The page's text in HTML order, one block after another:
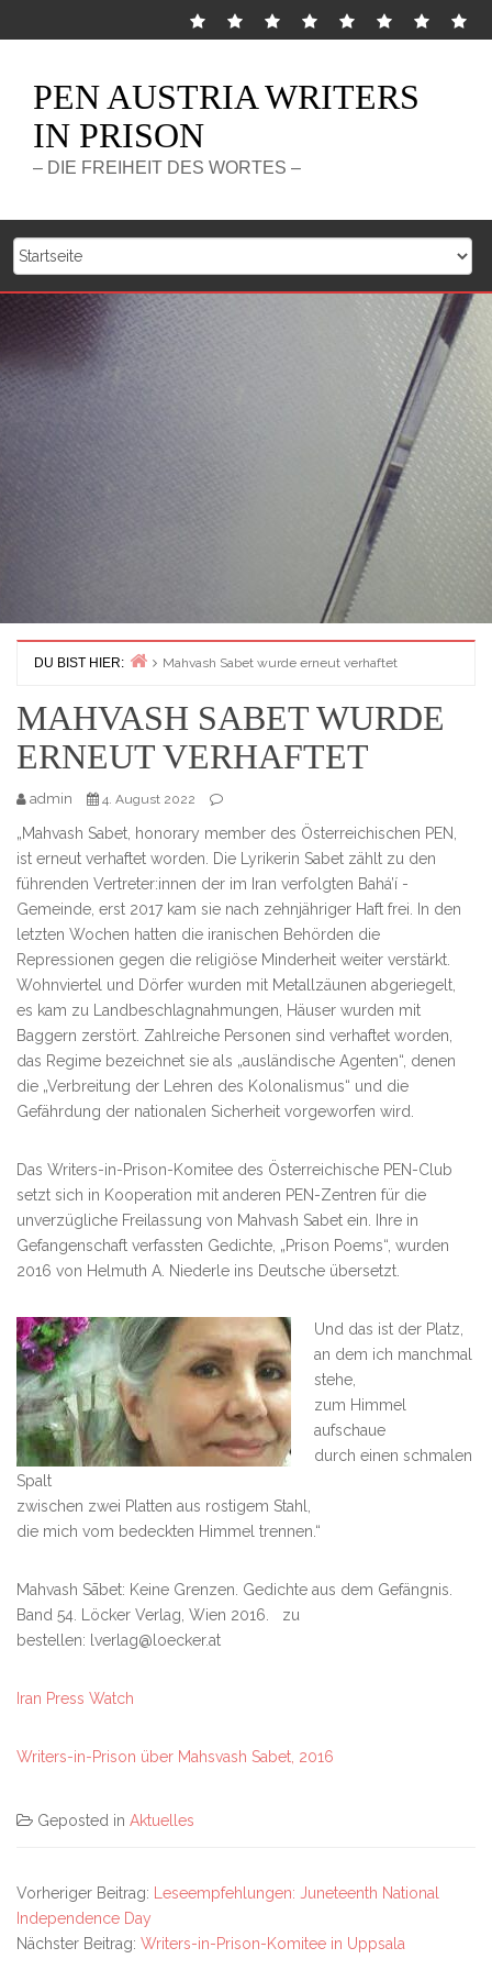
zum
Startseite
About
WaR
Frauenkomitee
Honorary
Take
BücherPresse
PEN AUSTRIA WRITERS
IN PRISON
– DIE FREIHEIT DES WORTES –
DU BIST HIER:
Mahvash Sabet wurde erneut verhaftet
MAHVASH SABET WURDE
ERNEUT VERHAFTET
admin 4. August 2022
„Mahvash Sabet, honorary member des Österreichischen PEN,
ist erneut verhaftet worden. Die Lyrikerin Sabet zählt zu den
führenden Vertreter:innen der im Iran verfolgten Bahá’í -
Gemeinde, erst 2017 kam sie nach zehnjähriger Haft frei. In den
letzten Wochen hatten die iranischen Behörden die
Repressionen gegen die religiöse Minderheit weiter verstärkt.
Wohnviertel und Dörfer wurden mit Metallzäunen abgeriegelt,
es kam zu Landbeschlagnahmungen, Häuser wurden mit
Baggern zerstört. Zahlreiche Personen sind verhaftet worden,
das Regime bezeichnet sie als „ausländische Agenten“, denen
die „Verbreitung der Lehren des Kolonalismus“ und die
Gefährdung der nationalen Sicherheit vorgeworfen wird.
Das Writers-in-Prison-Komitee des Österreichische PEN-Club
setzt sich in Kooperation mit anderen PEN-Zentren für die
unverzügliche Freilassung von Mahvash Sabet ein. Ihre in
Gefangenschaft verfassten Gedichte, „Prison Poems“, wurden
2016 von Helmuth A. Niederle ins Deutsche übersetzt.
Und das ist der Platz,
an dem ich manchmal
stehe,
zum Himmel
aufschaue
durch einen schmalen
Spalt
zwischen zwei Platten aus rostigem Stahl,
die mich vom bedeckten Himmel trennen.“
Mahvash Sābet: Keine Grenzen. Gedichte aus dem Gefängnis.
Band 54. Löcker Verlag, Wien 2016. zu
bestellen: lverlag@loecker.at
Iran Press Watch
Writers-in-Prison über Mahsvash Sabet, 2016
POST
Geposted in Aktuelles
Vorheriger Beitrag:
Leseempfehlungen: Juneteenth National
Independence Day
Nächster Beitrag: Writers-in-Prison-Komitee in Uppsala